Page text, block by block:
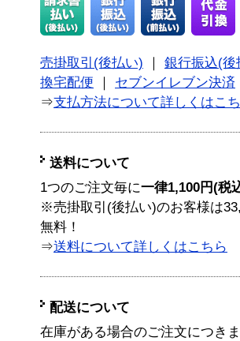
売掛取引(後払い)
銀行振込(後
換宅配便
セブンイレブン決済
⇒支払方法について詳しくはこ
送料について
1つのご注文毎に一律1,100円(税
※売掛取引(後払い)のお客様は
無料！
⇒送料について詳しくはこちら
配送について
在庫がある場合のご注文につき